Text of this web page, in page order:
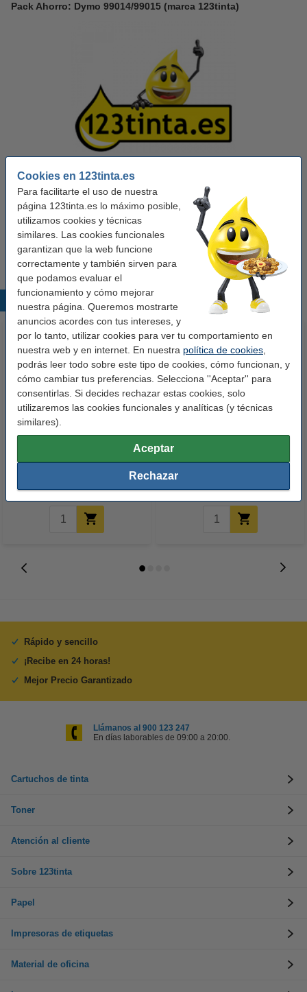
Cookies en 123tinta.es
Para facilitarte el uso de nuestra
página 123tinta.es lo máximo posible,
utilizamos cookies y técnicas
similares. Las cookies funcionales
garantizan que la web funcione
correctamente y también sirven para
que podamos evaluar el
funcionamiento y cómo mejorar
nuestra página. Queremos mostrarte
anuncios acordes con tus intereses, y
por lo tanto, utilizar cookies para ver tu comportamiento en
nuestra web y en internet. En nuestra política de cookies
podrás leer todo sobre este tipo de cookies, cómo funcionan, y
cómo cambiar tus preferencias. Selecciona ''Aceptar'' para
consentirlas. Si decides rechazar estas cookies, solo
utilizaremos las cookies funcionales y analíticas (y técnicas
similares).
Aceptar
Rechazar
Pack Ahorro: Dymo 99014/99015 (marca 123tinta)
Ver características y descripción
En stock
¡Recíbelo en 24 horas!
21,00 € Comprar
Productos destacados
Dymo S0722430 / 99014
identificación (marca 123tinta)
direcciones de envío 2 rollos
Rápido y sencillo
¡Recibe en 24 horas!
Mejor Precio Garantizado
Llámanos al 900 123 247
En días laborables de 09:00 a 20:00.
Cartuchos de tinta
Toner
Atención al cliente
Sobre 123tinta
Papel
Impresoras de etiquetas
Material de oficina